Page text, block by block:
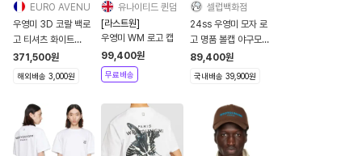
EURO AVENU
우영미 3D 코랄 백로
고 티셔츠 화이트
25SS
371,500원
해외배송 3,000원
유나이티드 퀸덤
[라스트원]
우영미 WM 로고 캡
99,400원
무료배송
셀럽백화점
24ss 우영미 모자 로
고 명품 볼캡 야구모자
캡모자 블랙 남녀공용
89,400원
국내배송 39,900원